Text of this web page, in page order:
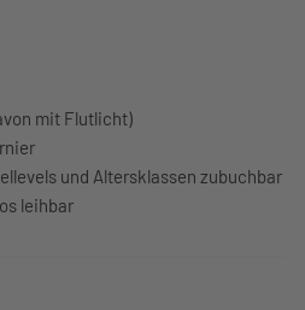
mit Flutlicht)
und Altersklassen zubuchbar
leihbar